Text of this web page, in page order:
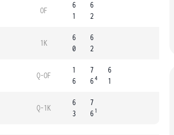
OF
6
1
6
2
1K
6
0
6
2
Q-OF
1
6
7
64
6
1
Q-1K
6
3
7
6 1